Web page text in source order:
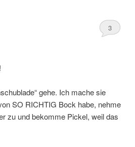
3
gehe. Ich mache sie
SO RICHTIG Bock habe, nehme
zu und bekomme Pickel, weil das